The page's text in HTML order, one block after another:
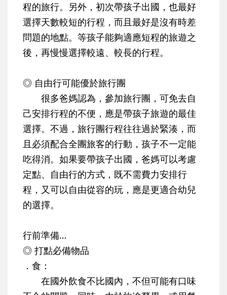
程的旅行。另外，初次帶孩子出國，也最好
選擇天數較短的行程，而且最好是沒有時差
問題的地點。等孩子能夠適應短程的旅遊之
後，再慢慢選擇較遠、較長的行程。
◎ 自由行可能優於旅行團
很多爸媽認為，參加旅行團，可免去自
己安排行程的不便，應是帶孩子旅遊的最佳
選擇。不過，旅行團行程往往過於緊湊，而
且必須配合全團旅客的行動，孩子不一定能
吃得消。如果要帶孩子出國，爸媽可以考慮
定點、自由行的方式，既不需費力安排行
程，又可以自由從容的玩，應是更適合幼兒
的選擇。
行前準備…
◎ 打點必備物品
．食：
在國外飲食不比國內，不但可能有口味